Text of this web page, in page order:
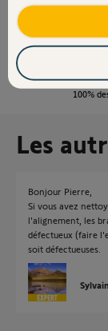
100%
Les
Bonjour Pierre,
Si vous avez
l'alignement, les
défectueux (faire
soit défectueuses.